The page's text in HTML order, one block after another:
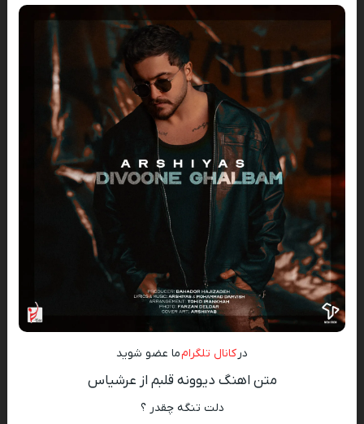
در کانال تلگرامما عضو شوید
متن اهنگ دیوونه قلبم از عرشیاس
دلت تنگه چقدر ؟